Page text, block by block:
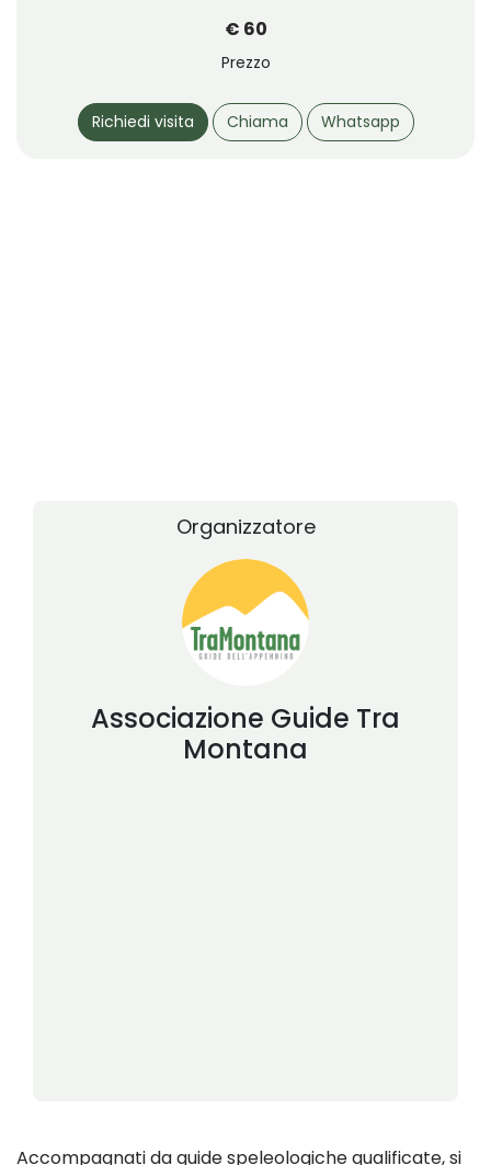
€ 60
Prezzo
Richiedi visita Chiama Whatsapp
Organizzatore
Associazione Guide Tra
Montana
Accompagnati da guide speleologiche qualificate, si